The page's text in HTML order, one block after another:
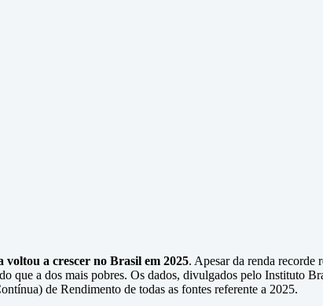
voltou a crescer no Brasil em 2025. Apesar da renda recorde
que a dos mais pobres. Os dados, divulgados pelo Instituto
de Rendimento de todas as fontes referente a 2025.